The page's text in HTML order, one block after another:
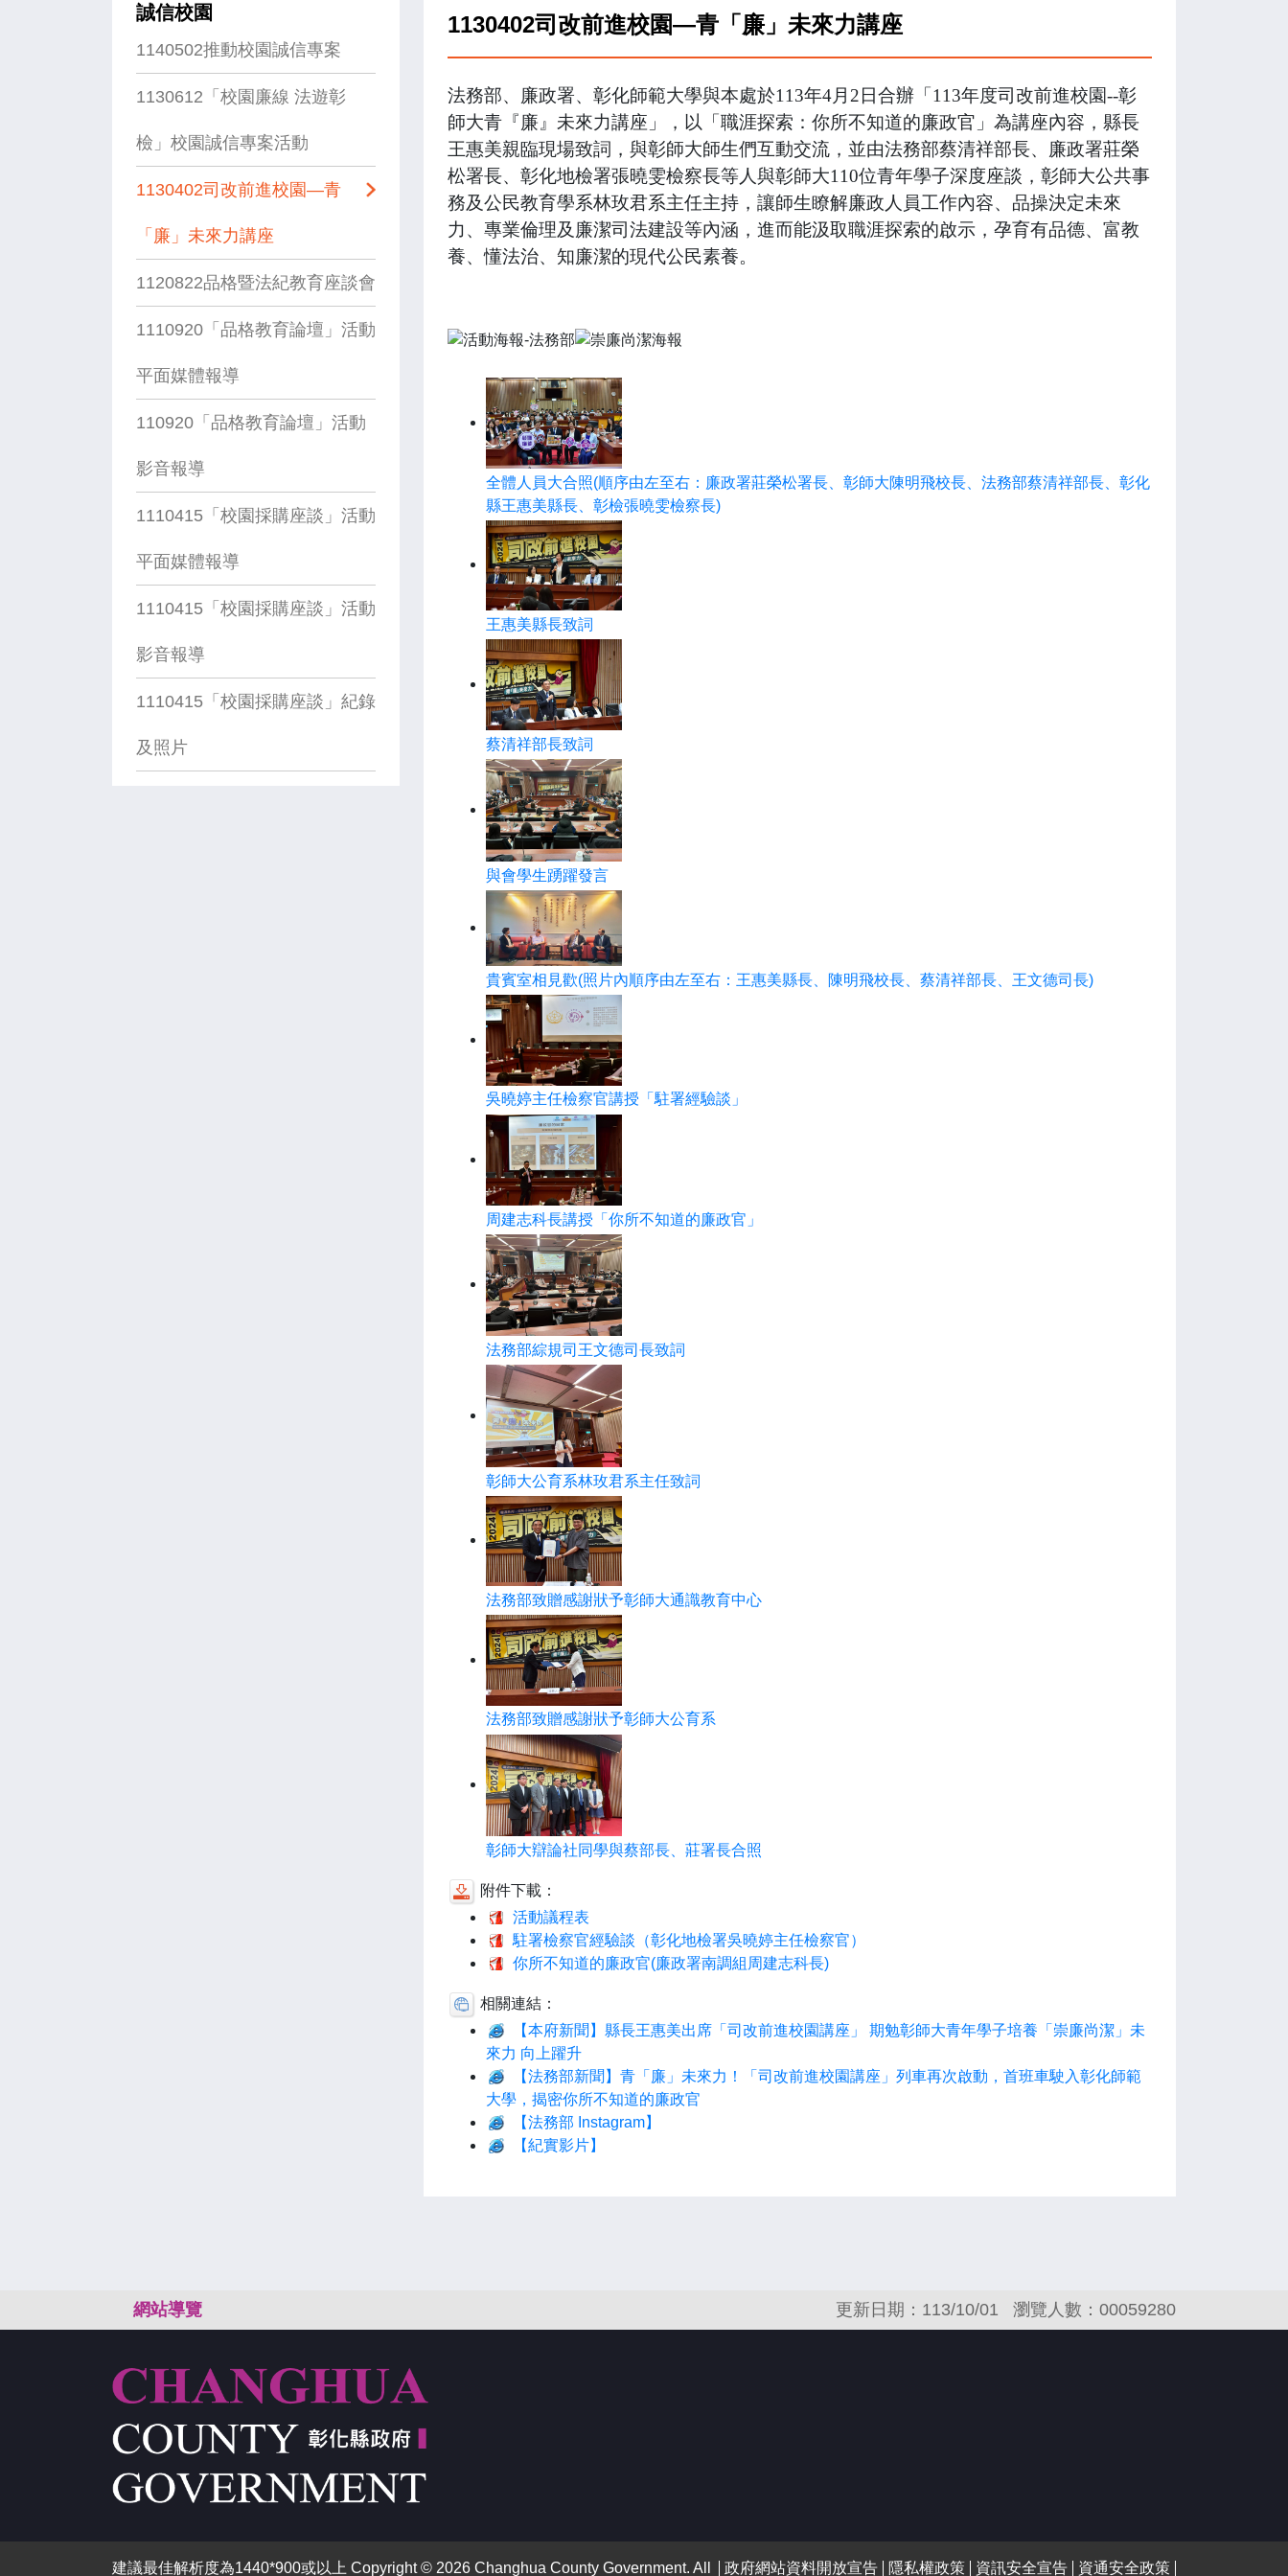
誠信校園
1140502推動校園誠信專案
1130612「校園廉線 法遊彰
檢」校園誠信專案活動
1130402司改前進校園—青
「廉」未來力講座
1120822品格暨法紀教育座談會
1110920「品格教育論壇」活動
平面媒體報導
110920「品格教育論壇」活動
影音報導
1110415「校園採購座談」活動
平面媒體報導
1110415「校園採購座談」活動
影音報導
1110415「校園採購座談」紀錄
及照片
1130402司改前進校園—青「廉」未來力講座
法務部、廉政署、彰化師範大學與本處於113年4月 2 日合辦「 113年度司改前進校園--彰
師大青『廉』未來力講座」，以「職涯探索：你所不知道的廉政官」為講座內容，縣長
王惠美親臨現場致詞，與彰師大師生們互動交流，並由法務部蔡清祥部長、廉政署莊榮
松署長、彰化地檢署張曉雯檢察長等人與彰師大110位青年學子深度座談，彰師大公共事
務及公民教育學系林玫君系主任主持，讓師生瞭解廉政人員工作內容、品操決定未來
力、專業倫理及廉潔司法建設等內涵，進而能汲取職涯探索的啟示，孕育有品德、富教
養、懂法治、知廉潔的現代公民素養。
全體人員大合照(順序由左至右：廉政署莊榮松署長、彰師大陳明飛校長、法務部蔡清祥部長、彰化
縣王惠美縣長、彰檢張曉雯檢察長)
王惠美縣長致詞
蔡清祥部長致詞
與會學生踴躍發言
貴賓室相見歡(照片內順序由左至右：王惠美縣長、陳明飛校長、蔡清祥部長、王文德司長)
吳曉婷主任檢察官講授「駐署經驗談」
周建志科長講授「你所不知道的廉政官」
法務部綜規司王文德司長致詞
彰師大公育系林玫君系主任致詞
法務部致贈感謝狀予彰師大通識教育中心
法務部致贈感謝狀予彰師大公育系
彰師大辯論社同學與蔡部長、莊署長合照
附件下載：
活動議程表
駐署檢察官經驗談（彰化地檢署吳曉婷主任檢察官）
你所不知道的廉政官(廉政署南調組周建志科長)
相關連結：
【本府新聞】縣長王惠美出席「司改前進校園講座」 期勉彰師大青年學子培養「崇廉尚潔」未
來力 向上躍升
【法務部新聞】青「廉」未來力！「司改前進校園講座」列車再次啟動，首班車駛入彰化師範
大學，揭密你所不知道的廉政官
【法務部 Instagram】
【紀實影片】
網站導覽 瀏覽人數：00059280
更新日期：113/10/01
建議最佳解析度為1440*900或以上 Copyright © 2026 Changhua County Government. All
政府網站資料開放宣告 隱私權政策 資訊安全宣告 資通安全政策